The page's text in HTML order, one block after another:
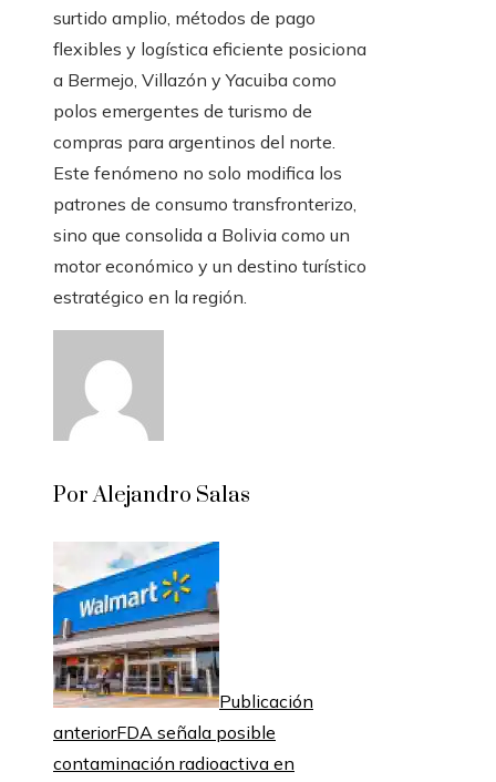
surtido amplio, métodos de pago
flexibles y logística eficiente posiciona
a Bermejo, Villazón y Yacuiba como
polos emergentes de turismo de
compras para argentinos del norte.
Este fenómeno no solo modifica los
patrones de consumo transfronterizo,
sino que consolida a Bolivia como un
motor económico y un destino turístico
estratégico en la región.
Por Alejandro Salas
Publicación
anteriorFDA señala posible
contaminación radioactiva en